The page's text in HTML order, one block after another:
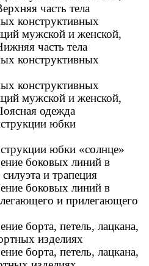
часть тела
конструктивных
мужской и женской,
часть тела
конструктивных
конструктивных
мужской и женской,
одежда
юбки
юбки «солнце»
боковых линий в
и трапеция
боковых линий в
и прилегающего
борта, петель, лацкана,
изделиях
борта, петель, лацкана,